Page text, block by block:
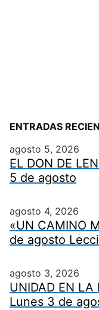
ENTRADAS
agosto 5, 2026
EL DON DE
5 de agosto
agosto 4, 2026
«UN CAMINO
de agosto
agosto 3, 2026
UNIDAD EN LA
Lunes 3 de